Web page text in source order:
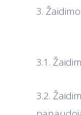
3.
3.1.
3.2.